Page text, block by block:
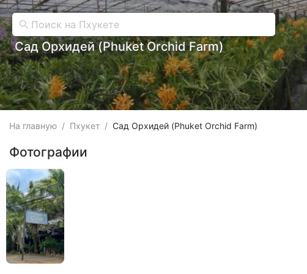
Сад Орхидей (Phuket Orchid Farm)
На главную / Пхукет / Сад Орхидей (Phuket Orchid Farm)
Фотографии